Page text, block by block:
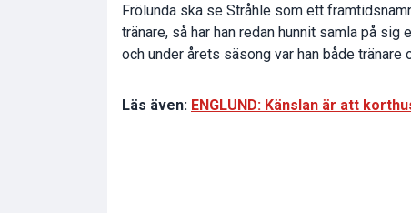
Frölunda ska se Stråhle som ett
tränare, så har han redan hunnit samla på
och under årets säsong var han både
Läs även: ENGLUND: Känslan är att